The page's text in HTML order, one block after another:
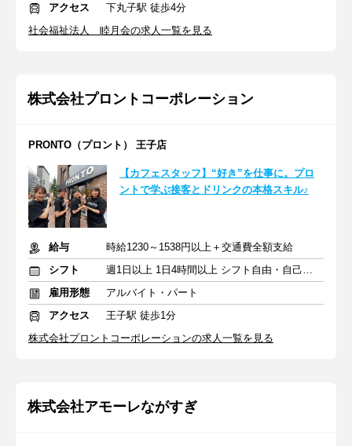
アクセス
下丸子駅 徒歩4分
社会福祉法人 睦月会の求人一覧を見る
株式会社プロントコーポレーション
PRONTO（プロント） 王子店
【カフェスタッフ】“好き”を仕事に。プロ
ントで学ぶ接客とドリンクの本格スキル♪
給与
時給1230～1538円以上＋交通費全額支給
シフト
週1日以上 1日4時間以上 シフト自由・自己申告
雇用形態
アルバイト・パート
アクセス
王子駅 徒歩1分
株式会社プロントコーポレーションの求人一覧を見る
株式会社アモーレながすぎ